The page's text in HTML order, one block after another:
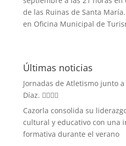
de las Ruinas de Santa
en Oficina Municipal de
Últimas noticias
Jornadas de Atletismo junto
Díaz. 🏃‍♀️🏃‍♂️
Cazorla consolida su
cultural y educativo con una
formativa durante el verano